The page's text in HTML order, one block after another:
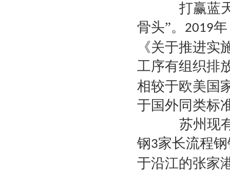
打赢蓝天
骨头”。 2019
《关于推进
工序有组织排
相较于欧美国
于国外同类标
苏州现有
钢3家长流程
于沿江的张家